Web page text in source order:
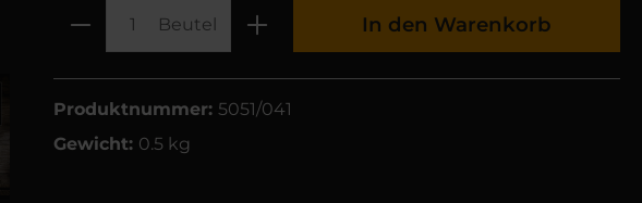
Beutel In den Warenkorb
Produktnummer: 5051/041
Gewicht: 0.5 kg